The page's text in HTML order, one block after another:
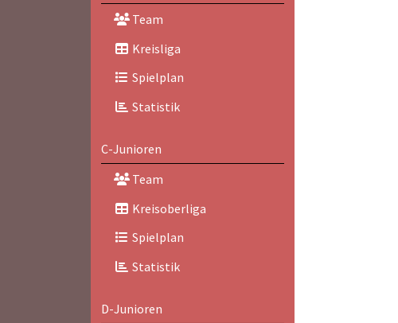
Team
Kreisliga
Spielplan
Statistik
C-Junioren
Team
Kreisoberliga
Spielplan
Statistik
D-Junioren